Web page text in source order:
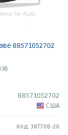
88571052702
88571052702
США
Код: 387708-20